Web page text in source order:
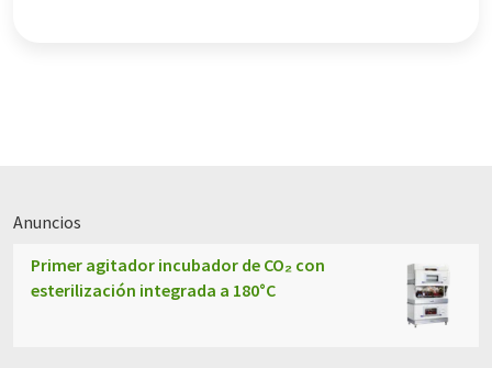
Anuncios
Primer agitador incubador de CO₂ con
esterilización integrada a 180°C